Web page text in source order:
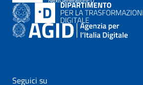
Seguici su